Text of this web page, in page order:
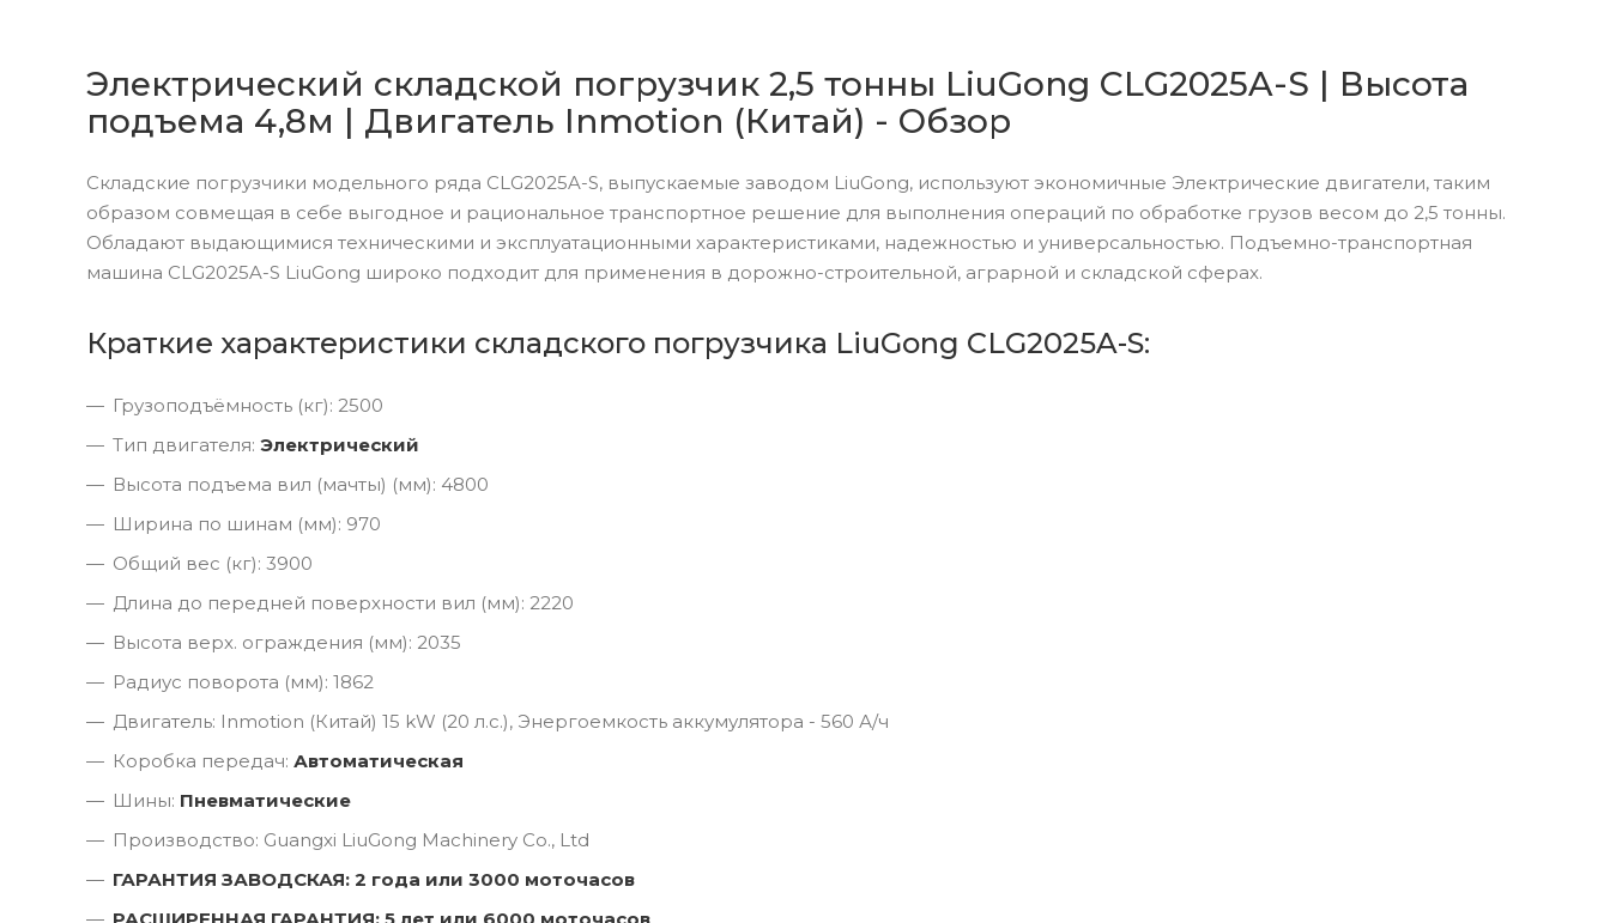
Электрический складской погрузчик 2,5 тонны LiuGong CLG2025A-S | Высота
подъема 4,8м | Двигатель Inmotion (Китай) - Обзор
Складские погрузчики модельного ряда CLG2025A-S, выпускаемые заводом LiuGong, используют экономичные Электрические двигатели, таким
образом совмещая в себе выгодное и рациональное транспортное решение для выполнения операций по обработке грузов весом до 2,5 тонны.
Обладают выдающимися техническими и эксплуатационными характеристиками, надежностью и универсальностью. Подъемно-транспортная
машина CLG2025A-S LiuGong широко подходит для применения в дорожно-строительной, аграрной и складской сферах.
Краткие характеристики складского погрузчика LiuGong CLG2025A-S:
Грузоподъёмность (кг): 2500
Тип двигателя: Электрический
Высота подъема вил (мачты) (мм): 4800
Ширина по шинам (мм): 970
Общий вес (кг): 3900
Длина до передней поверхности вил (мм): 2220
Высота верх. ограждения (мм): 2035
Радиус поворота (мм): 1862
Двигатель: Inmotion (Китай) 15 kW (20 л.с.), Энергоемкость аккумулятора - 560 А/ч
Коробка передач: Автоматическая
Шины: Пневматические
Производство: Guangxi LiuGong Machinery Co., Ltd
ГАРАНТИЯ ЗАВОДСКАЯ: 2 года или 3000 моточасов